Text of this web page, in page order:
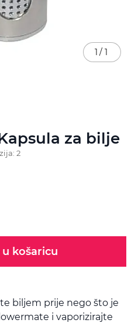
za bilje
2
košaricu
biljem prije nego što je
i vaporizirajte
1 / 1